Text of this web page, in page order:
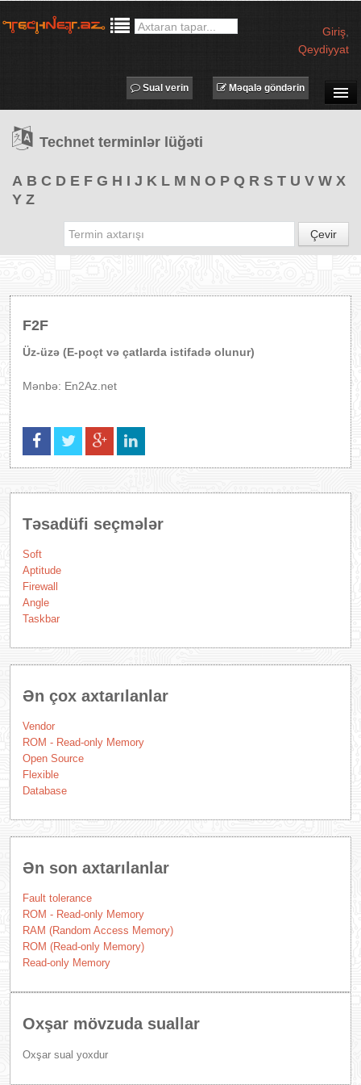
Giriş
Qeydiyyat
TƏDBİRLƏR
PROQRAMLAR
Məqalə göndərin
Sual verin
Technet terminlər lüğəti
A B C D E F G H I J K L M N O P Q R S T U V W X
Y Z
Çevir
F2F
Üz-üzə (E-poçt və çatlarda istifadə olunur)
Mənbə: En2Az.net
Təsadüfi seçmələr
Soft
Aptitude
Firewall
Angle
Taskbar
Ən çox axtarılanlar
Vendor
ROM - Read-only Memory
Open Source
Flexible
Database
Ən son axtarılanlar
Fault tolerance
ROM - Read-only Memory
RAM (Random Access Memory)
ROM (Read-only Memory)
Read-only Memory
Oxşar mövzuda suallar
Oxşar sual yoxdur